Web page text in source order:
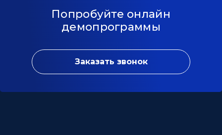
Попробуйте онлайн
демопрограммы
Заказать звонок